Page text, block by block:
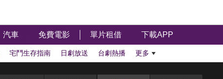
汽車 免費電影 單片租借 下載APP
宅鬥生存指南 日劇放送 台劇熱播 更多